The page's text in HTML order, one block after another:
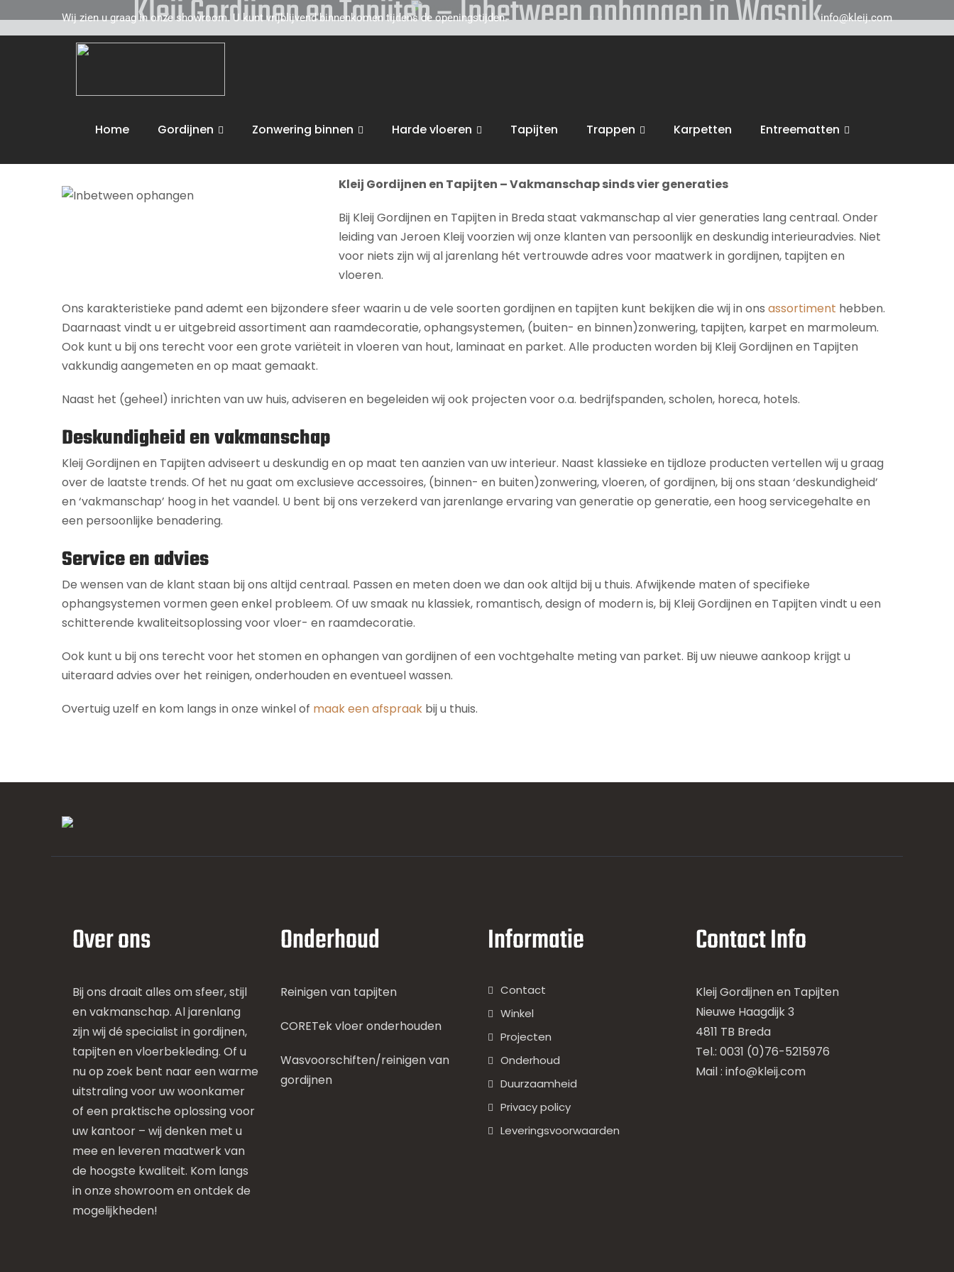
Wij zien u graag in onze showroom. U kunt vrijblijvend binnenkomen tijdens de openingstijden. info@kleij.com
Home Gordijnen Zonwering binnen Harde vloeren Tapijten Trappen Karpetten Entreematten
Kleij Gordijnen en Tapijten – Inbetween ophangen in Waspik
Wij adviseren u vakkundig op het gebied van uw interieur, van raamdecoratie of tapijten, tot zonwering, trappen en vloeren. Wij voeren dan ook de
Kleij Gordijnen en Tapijten – Vakmanschap sinds vier generaties
Bij Kleij Gordijnen en Tapijten in Breda staat vakmanschap al vier generaties lang centraal. Onder
leiding van Jeroen Kleij voorzien wij onze klanten van persoonlijk en deskundig interieuradvies. Niet
voor niets zijn wij al jarenlang hét vertrouwde adres voor maatwerk in gordijnen, tapijten en
vloeren.
Ons karakteristieke pand ademt een bijzondere sfeer waarin u de vele soorten gordijnen en tapijten kunt bekijken die wij in ons assortiment hebben.
Daarnaast vindt u er uitgebreid assortiment aan raamdecoratie, ophangsystemen, (buiten- en binnen)zonwering, tapijten, karpet en marmoleum.
Ook kunt u bij ons terecht voor een grote variëteit in vloeren van hout, laminaat en parket. Alle producten worden bij Kleij Gordijnen en Tapijten
vakkundig aangemeten en op maat gemaakt.
Naast het (geheel) inrichten van uw huis, adviseren en begeleiden wij ook projecten voor o.a. bedrijfspanden, scholen, horeca, hotels.
Deskundigheid en vakmanschap
Kleij Gordijnen en Tapijten adviseert u deskundig en op maat ten aanzien van uw interieur. Naast klassieke en tijdloze producten vertellen wij u graag
over de laatste trends. Of het nu gaat om exclusieve accessoires, (binnen- en buiten)zonwering, vloeren, of gordijnen, bij ons staan ‘deskundigheid’
en ‘vakmanschap’ hoog in het vaandel. U bent bij ons verzekerd van jarenlange ervaring van generatie op generatie, een hoog servicegehalte en
een persoonlijke benadering.
Service en advies
De wensen van de klant staan bij ons altijd centraal. Passen en meten doen we dan ook altijd bij u thuis. Afwijkende maten of specifieke
ophangsystemen vormen geen enkel probleem. Of uw smaak nu klassiek, romantisch, design of modern is, bij Kleij Gordijnen en Tapijten vindt u een
schitterende kwaliteitsoplossing voor vloer- en raamdecoratie.
Ook kunt u bij ons terecht voor het stomen en ophangen van gordijnen of een vochtgehalte meting van parket. Bij uw nieuwe aankoop krijgt u
uiteraard advies over het reinigen, onderhouden en eventueel wassen.
Overtuig uzelf en kom langs in onze winkel of maak een afspraak bij u thuis.
Over ons
Bij ons draait alles om sfeer, stijl
en vakmanschap. Al jarenlang
zijn wij dé specialist in gordijnen,
tapijten en vloerbekleding. Of u
nu op zoek bent naar een warme
uitstraling voor uw woonkamer
of een praktische oplossing voor
uw kantoor – wij denken met u
mee en leveren maatwerk van
de hoogste kwaliteit. Kom langs
in onze showroom en ontdek de
mogelijkheden!
Onderhoud
Reinigen van tapijten
CORETek vloer onderhouden
Wasvoorschiften/reinigen van
gordijnen
Informatie
Contact
Winkel
Projecten
Onderhoud
Duurzaamheid
Privacy policy
Leveringsvoorwaarden
Contact Info
Kleij Gordijnen en Tapijten
Nieuwe Haagdijk 3
4811 TB Breda
Tel.: 0031 (0)76-5215976
Mail : info@kleij.com